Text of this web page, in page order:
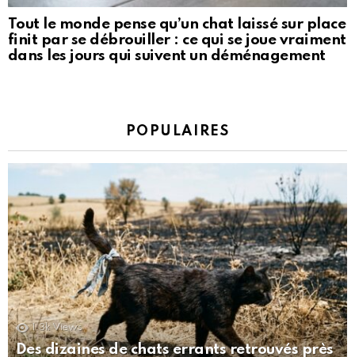
Tout le monde pense qu’un chat laissé sur place
finit par se débrouiller : ce qui se joue vraiment
dans les jours qui suivent un déménagement
POPULAIRES
1.3k Views
Des dizaines de chats errants retrouvés près